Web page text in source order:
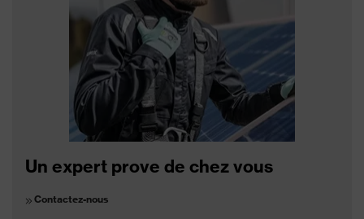
Un expert prove de chez vous
Contactez-nous